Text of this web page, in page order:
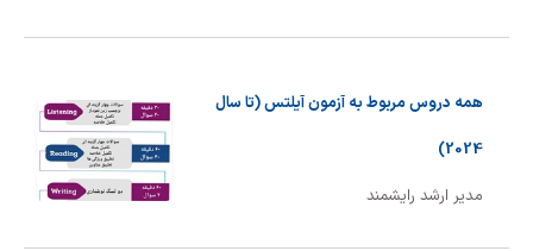
همه دروس مربوط به آزمون آیلتس (تا سال
2024)
مدیر ارشد رایشمند